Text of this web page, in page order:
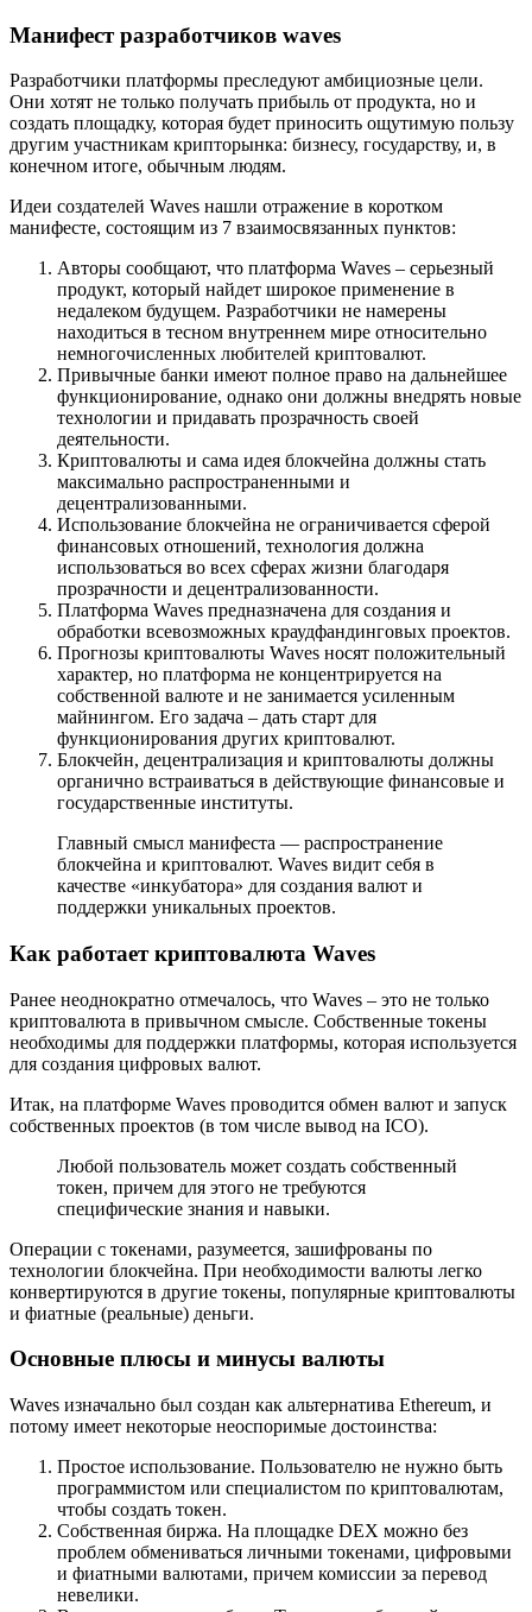
Манифест разработчиков waves
Разработчики платформы преследуют амбициозные цели.
Они хотят не только получать прибыль от продукта, но и
создать площадку, которая будет приносить ощутимую пользу
другим участникам крипторынка: бизнесу, государству, и, в
конечном итоге, обычным людям.
Идеи создателей Waves нашли отражение в коротком
манифесте, состоящим из 7 взаимосвязанных пунктов:
Авторы сообщают, что платформа Waves – серьезный
продукт, который найдет широкое применение в
недалеком будущем. Разработчики не намерены
находиться в тесном внутреннем мире относительно
немногочисленных любителей криптовалют.
Привычные банки имеют полное право на дальнейшее
функционирование, однако они должны внедрять новые
технологии и придавать прозрачность своей
деятельности.
Криптовалюты и сама идея блокчейна должны стать
максимально распространенными и
децентрализованными.
Использование блокчейна не ограничивается сферой
финансовых отношений, технология должна
использоваться во всех сферах жизни благодаря
прозрачности и децентрализованности.
Платформа Waves предназначена для создания и
обработки всевозможных краудфандинговых проектов.
Прогнозы криптовалюты Waves носят положительный
характер, но платформа не концентрируется на
собственной валюте и не занимается усиленным
майнингом. Его задача – дать старт для
функционирования других криптовалют.
Блокчейн, децентрализация и криптовалюты должны
органично встраиваться в действующие финансовые и
государственные институты.
Главный смысл манифеста — распространение
блокчейна и криптовалют. Waves видит себя в
качестве «инкубатора» для создания валют и
поддержки уникальных проектов.
Как работает криптовалюта Waves
Ранее неоднократно отмечалось, что Waves – это не только
криптовалюта в привычном смысле. Собственные токены
необходимы для поддержки платформы, которая используется
для создания цифровых валют.
Итак, на платформе Waves проводится обмен валют и запуск
собственных проектов (в том числе вывод на ICO).
Любой пользователь может создать собственный
токен, причем для этого не требуются
специфические знания и навыки.
Операции с токенами, разумеется, зашифрованы по
технологии блокчейна. При необходимости валюты легко
конвертируются в другие токены, популярные криптовалюты
и фиатные (реальные) деньги.
Основные плюсы и минусы валюты
Waves изначально был создан как альтернатива Ethereum, и
потому имеет некоторые неоспоримые достоинства:
Простое использование. Пользователю не нужно быть
программистом или специалистом по криптовалютам,
чтобы создать токен.
Собственная биржа. На площадке DEX можно без
проблем обмениваться личными токенами, цифровыми
и фиатными валютами, причем комиссии за перевод
невелики.